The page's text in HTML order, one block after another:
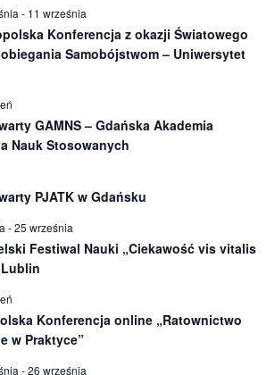
- 11 września
Konferencja z okazji Światowego
Samobójstwom – Uniwersytet
GAMNS – Gdańska Akademia
Nauk Stosowanych
PJATK w Gdańsku
-25 września
Festiwal Nauki „Ciekawość vis vitalis
Konferencja online „Ratownictwo
w Praktyce”
-26 września